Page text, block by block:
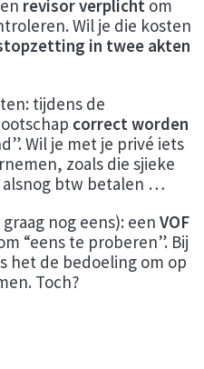
revisor verplicht om
Wil je die kosten
in twee akten
tijdens de
correct worden
Wil je met je privé iets
zoals die sjieke
alsnog btw betalen …
nog eens): een VOF
“eens te proberen”. Bij
het de bedoeling om op
Toch?